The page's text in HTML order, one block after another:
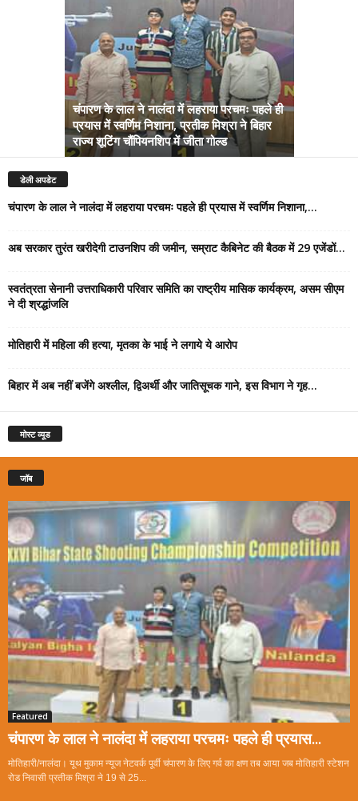
चंपारण के लाल ने नालंदा में लहराया परचमः पहले ही
प्रयास में स्वर्णिम निशाना, प्रतीक मिश्रा ने बिहार
राज्य शूटिंग चौंपियनशिप में जीता गोल्ड
डेली अपडेट
चंपारण के लाल ने नालंदा में लहराया परचमः पहले ही प्रयास में स्वर्णिम निशाना,...
अब सरकार तुरंत खरीदेगी टाउनशिप की जमीन, सम्राट कैबिनेट की बैठक में 29 एजेंडों...
स्वतंत्रता सेनानी उत्तराधिकारी परिवार समिति का राष्ट्रीय मासिक कार्यक्रम, असम सीएम
ने दी श्रद्धांजलि
मोतिहारी में महिला की हत्या, मृतका के भाई ने लगाये ये आरोप
बिहार में अब नहीं बजेंगे अश्लील, द्विअर्थी और जातिसूचक गाने, इस विभाग ने गृह...
मोस्ट व्यूड
जॉब
Featured
चंपारण के लाल ने नालंदा में लहराया परचमः पहले ही प्रयास...
मोतिहारी/नालंदा। यूथ मुकाम न्यूज नेटवर्क पूर्वी चंपारण के लिए गर्व का क्षण तब आया जब मोतिहारी स्टेशन
रोड निवासी प्रतीक मिश्रा ने 19 से 25...